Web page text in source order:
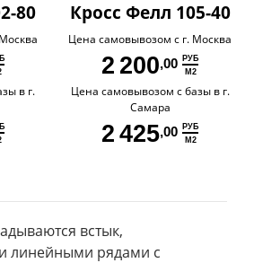
80
в г.
Кросс Фелл 105-40
Цена самовывозом с г. Москва
2 200,00
РУБ
М2
Цена самовывозом с базы в г.
Самара
2 425,00
РУБ
М2
встык,
линейными рядами с